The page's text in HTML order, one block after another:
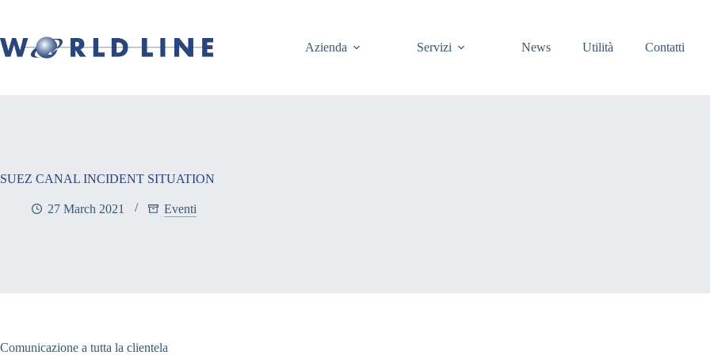
Azienda Servizi News Utilità Contatti
SUEZ CANAL INCIDENT SITUATION
27 March 2021 Eventi
Comunicazione a tutta la clientela